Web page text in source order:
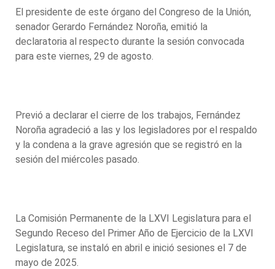
El presidente de este órgano del Congreso de la Unión,
senador Gerardo Fernández Noroña, emitió la
declaratoria al respecto durante la sesión convocada
para este viernes, 29 de agosto.
Previó a declarar el cierre de los trabajos, Fernández
Noroña agradeció a las y los legisladores por el respaldo
y la condena a la grave agresión que se registró en la
sesión del miércoles pasado.
La Comisión Permanente de la LXVI Legislatura para el
Segundo Receso del Primer Año de Ejercicio de la LXVI
Legislatura, se instaló en abril e inició sesiones el 7 de
mayo de 2025.